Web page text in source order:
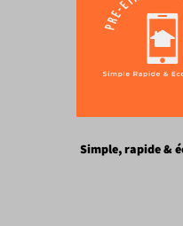
Simple, rapide &